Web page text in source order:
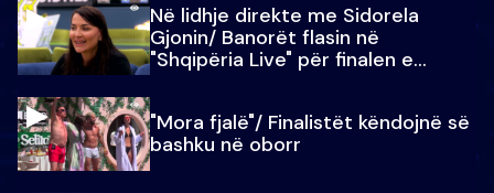
Në lidhje direkte me Sidorela
Gjonin/ Banorët flasin në
"Shqipëria Live" për finalen e
"Mora fjalë"/ Finalistët këndojnë së
bashku në oborr